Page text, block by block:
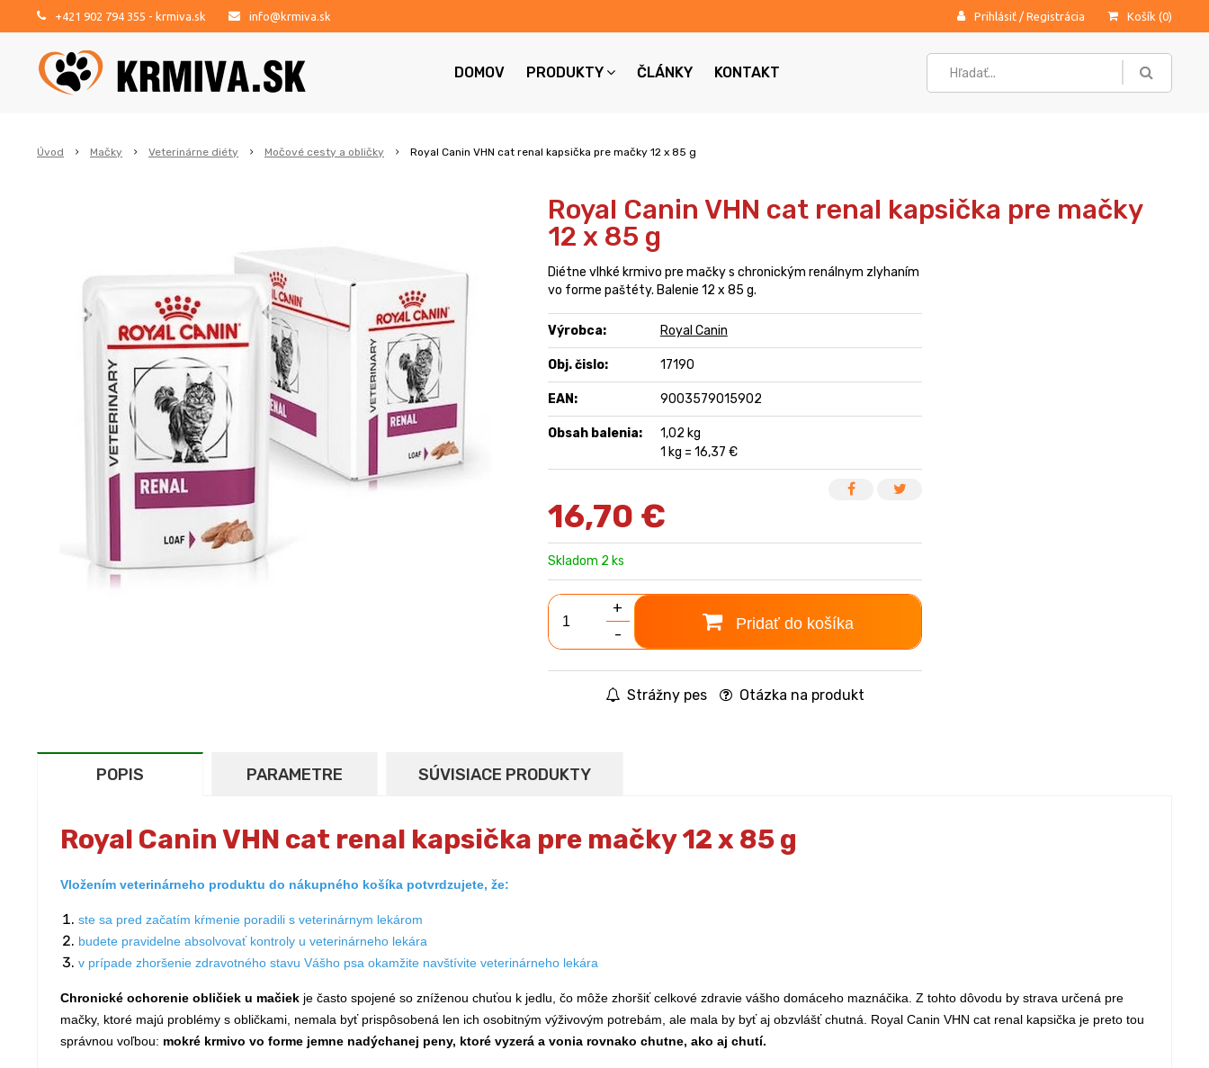
+421 902 794 355 - krmiva.sk info@krmiva.sk Prihlásiť / Registrácia Košík (0)
DOMOV PRODUKTY ČLÁNKY KONTAKT
Úvod Mačky Veterinárne diéty Močové cesty a obličky Royal Canin VHN cat renal kapsička pre mačky 12 x 85 g
Royal Canin VHN cat renal kapsička pre mačky
12 x 85 g
Diétne vlhké krmivo pre mačky s chronickým renálnym zlyhaním
vo forme paštéty. Balenie 12 x 85 g.
Výrobca: Royal Canin
Obj. čislo: 17190
EAN: 9003579015902
Obsah balenia:
1,02 kg
1 kg = 16,37 €
16,70 €
Skladom 2 ks
+
-
Pridať do košíka
Strážny pes Otázka na produkt
POPIS PARAMETRE SÚVISIACE PRODUKTY
Royal Canin VHN cat renal kapsička pre mačky 12 x 85 g
Vložením veterinárneho produktu do nákupného košíka potvrdzujete, že:
ste sa pred začatím kŕmenie poradili s veterinárnym lekárom
budete pravidelne absolvovať kontroly u veterinárneho lekára
v prípade zhoršenie zdravotného stavu Vášho psa okamžite navštívite veterinárneho lekára
Chronické ochorenie obličiek u mačiek je často spojené so zníženou chuťou k jedlu, čo môže zhoršiť celkové zdravie vášho domáceho maznáčika. Z tohto dôvodu by strava určená pre
mačky, ktoré majú problémy s obličkami, nemala byť prispôsobená len ich osobitným výživovým potrebám, ale mala by byť aj obzvlášť chutná. Royal Canin VHN cat renal kapsička je preto tou
správnou voľbou: mokré krmivo vo forme jemne nadýchanej peny, ktoré vyzerá a vonia rovnako chutne, ako aj chutí.